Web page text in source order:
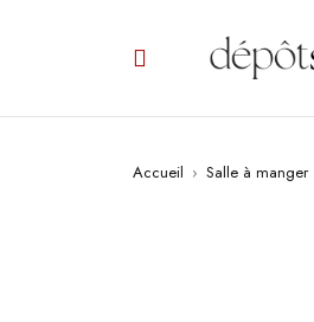
Accueil › Salle à manger